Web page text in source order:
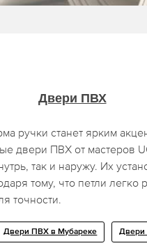
Двери ПВХ
ручки станет ярким
двери ПВХ от мастеров
так и наружу. Их
тому, что петли легко
точности.
Двери ПВХ в Мубареке Двери